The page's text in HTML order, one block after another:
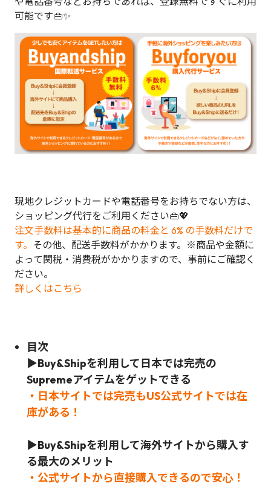
可能です👜✨
現地クレジットカードや電話番号をお持ちでない方は、
ショッピング代行をご利用ください👜💖
注文手数料は基本的に商品の料金と 6% の手数料だけで
す。 その他、配送手数料がかかります。※商品や金額に
よって関税・消費税がかかりますので、事前にご確認く
ださい。
詳しくはこちら
目次
▶Buy&Shipを利用して日本では完売の
Supremeアイテムをゲットできる
・日本サイトでは完売もUS公式サイトでは在
庫がある！
▶Buy&Shipを利用して海外サイトから購入す
る最大のメリット
・公式サイトから直接購入できるので安心！